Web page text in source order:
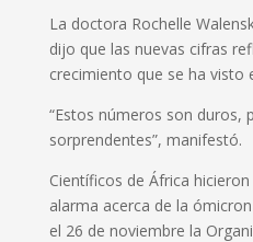
La doctora Rochelle
dijo que las nuevas cifras
crecimiento que se ha visto
“Estos números son duros,
sorprendentes”, manifestó.
Científicos de África
alarma acerca de la
el 26 de noviembre la